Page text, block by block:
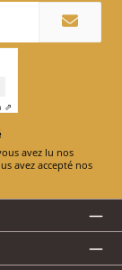
⇗
En sélectionnant Continuer, vous confirmez que vous avez lu nos
et que vous avez accepté nos